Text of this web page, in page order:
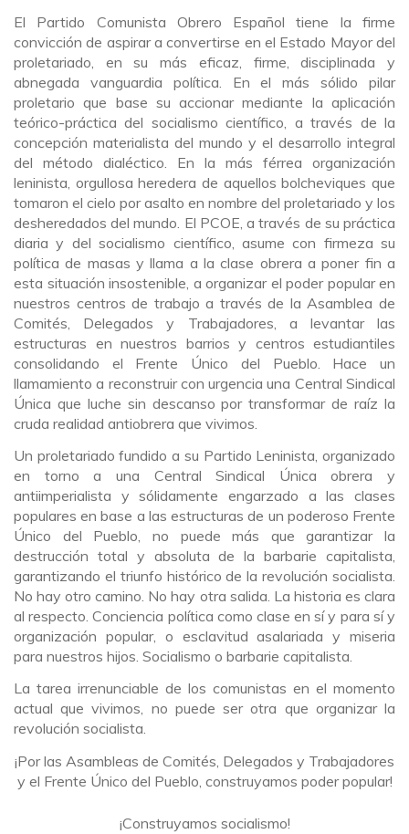
El Partido Comunista Obrero Español tiene la firme
convicción de aspirar a convertirse en el Estado Mayor del
proletariado, en su más eficaz, firme, disciplinada y
abnegada vanguardia política. En el más sólido pilar
proletario que base su accionar mediante la aplicación
teórico-práctica del socialismo científico, a través de la
concepción materialista del mundo y el desarrollo integral
del método dialéctico. En la más férrea organización
leninista, orgullosa heredera de aquellos bolcheviques que
tomaron el cielo por asalto en nombre del proletariado y los
desheredados del mundo. El PCOE, a través de su práctica
diaria y del socialismo científico, asume con firmeza su
política de masas y llama a la clase obrera a poner fin a
esta situación insostenible, a organizar el poder popular en
nuestros centros de trabajo a través de la Asamblea de
Comités, Delegados y Trabajadores, a levantar las
estructuras en nuestros barrios y centros estudiantiles
consolidando el Frente Único del Pueblo. Hace un
llamamiento a reconstruir con urgencia una Central Sindical
Única que luche sin descanso por transformar de raíz la
cruda realidad antiobrera que vivimos.
Un proletariado fundido a su Partido Leninista, organizado
en torno a una Central Sindical Única obrera y
antiimperialista y sólidamente engarzado a las clases
populares en base a las estructuras de un poderoso Frente
Único del Pueblo, no puede más que garantizar la
destrucción total y absoluta de la barbarie capitalista,
garantizando el triunfo histórico de la revolución socialista.
No hay otro camino. No hay otra salida. La historia es clara
al respecto. Conciencia política como clase en sí y para sí y
organización popular, o esclavitud asalariada y miseria
para nuestros hijos. Socialismo o barbarie capitalista.
La tarea irrenunciable de los comunistas en el momento
actual que vivimos, no puede ser otra que organizar la
revolución socialista.
¡Por las Asambleas de Comités, Delegados y Trabajadores
y el Frente Único del Pueblo, construyamos poder popular!
¡Construyamos socialismo!